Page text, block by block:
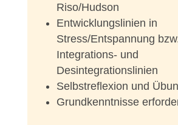
Riso/Hudson
Entwicklungslinien in
Stress/Entspannung
Integrations- und
Desintegrationslinien
Selbstreflexion und
Grundkenntnisse